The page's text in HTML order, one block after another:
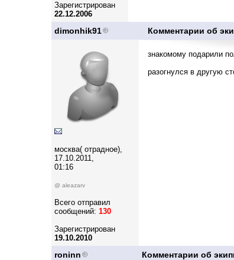
Зарегистрирован
22.12.2006
dimonhik91 Комментарии об
москва( отрадное),
17.10.2011,
01:16
@ aleazarv
Всего отправил
сообщений: 130
Зарегистрирован
19.10.2010
знакомому подарили
разогнулся в другую
roninn Комментарии об